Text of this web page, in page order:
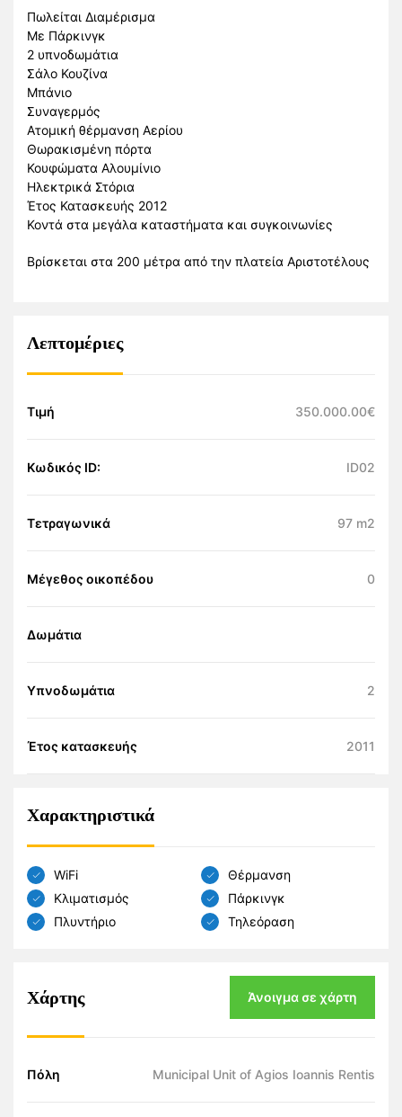
Πωλείται Διαμέρισμα
Με Πάρκινγκ
2 υπνοδωμάτια
Σάλο Κουζίνα
Μπάνιο
Συναγερμός
Ατομική θέρμανση Αερίου
Θωρακισμένη πόρτα
Κουφώματα Αλουμίνιο
Ηλεκτρικά Στόρια
Έτος Κατασκευής 2012
Κοντά στα μεγάλα καταστήματα και συγκοινωνίες
Βρίσκεται στα 200 μέτρα από την πλατεία Αριστοτέλους
Λεπτομέριες
Τιμή 350.000.00€
Κωδικός ID: ID02
Τετραγωνικά 97 m2
Μέγεθος οικοπέδου 0
Δωμάτια
Υπνοδωμάτια 2
Έτος κατασκευής 2011
Χαρακτηριστικά
WiFi
Θέρμανση
Κλιματισμός
Πάρκινγκ
Πλυντήριο
Τηλεόραση
Χάρτης Άνοιγμα σε χάρτη
Πόλη Municipal Unit of Agios Ioannis Rentis